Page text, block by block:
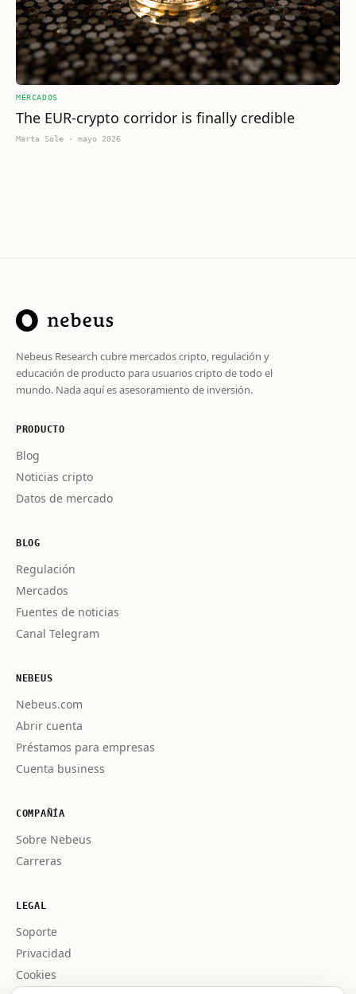
MERCADOS
The EUR-crypto corridor is finally credible
Marta Sole · mayo 2026
Nebeus Research cubre mercados cripto, regulación y
educación de producto para usuarios cripto de todo el
mundo. Nada aquí es asesoramiento de inversión.
PRODUCTO
Blog
Noticias cripto
Datos de mercado
BLOG
Regulación
Mercados
Fuentes de noticias
Canal Telegram
NEBEUS
Nebeus.com
Abrir cuenta
Préstamos para empresas
Cuenta business
COMPAÑÍA
Sobre Nebeus
Carreras
LEGAL
Soporte
Privacidad
Cookies